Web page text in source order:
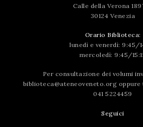
Calle della Verona
30124 Venezia
Orario Biblioteca:
lunedì e venerdì: 9:45/
mercoledì: 9:45/
Per consultazione dei volumi
biblioteca@ateneoveneto.org oppure
041 5224459
Seguici